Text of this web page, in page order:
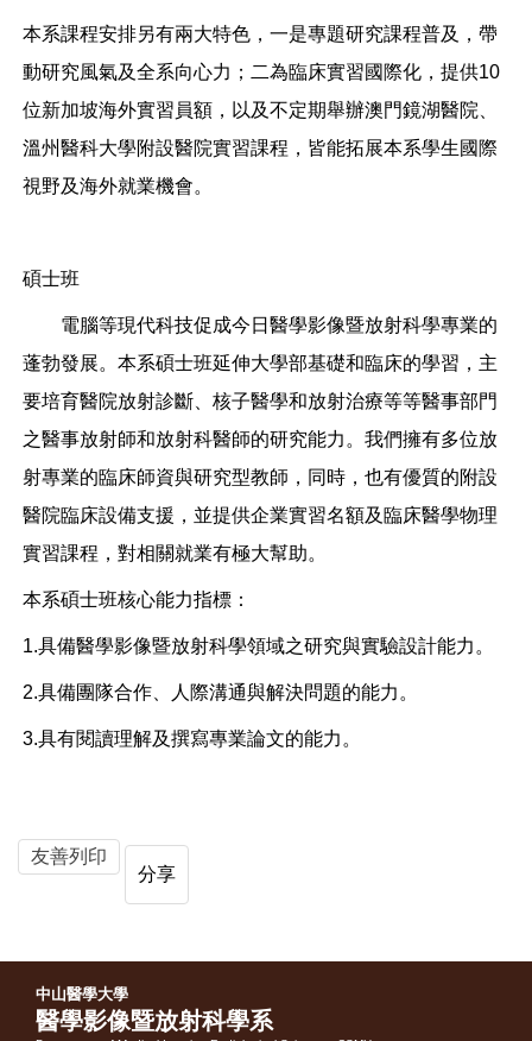
本系課程安排另有兩大特色，一是專題研究課程普及，帶
動研究風氣及全系向心力；二為臨床實習國際化，提供10
位新加坡海外實習員額，以及不定期舉辦澳門鏡湖醫院、
溫州醫科大學附設醫院實習課程，皆能拓展本系學生國際
視野及海外就業機會。
碩士班
電腦等現代科技促成今日醫學影像暨放射科學專業的
蓬勃發展。本系碩士班延伸大學部基礎和臨床的學習，主
要培育醫院放射診斷、核子醫學和放射治療等等醫事部門
之醫事放射師和放射科醫師的研究能力。我們擁有多位放
射專業的臨床師資與研究型教師，同時，也有優質的附設
醫院臨床設備支援，並提供企業實習名額及臨床醫學物理
實習課程，對相關就業有極大幫助。
本系碩士班核心能力指標：
1.具備醫學影像暨放射科學領域之研究與實驗設計能力。
2.具備團隊合作、人際溝通與解決問題的能力。
3.具有閱讀理解及撰寫專業論文的能力。
友善列印
分享
中山醫學大學
醫學影像暨放射科學系